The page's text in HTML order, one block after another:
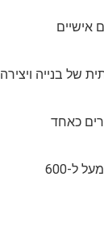
אישיים
של בנייה ויצירה
כאחד
ל-600